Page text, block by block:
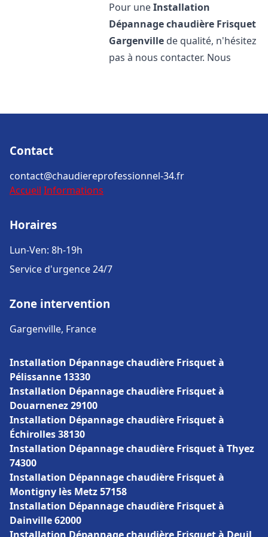
Pour uneInstallation
Dépannage chaudière Frisquet
Gargenville de qualité, n'hésitez
pas à nous contacter. Nous
Contact
contact@chaudiereprofessionnel-34.fr
Accueil Informations
Horaires
Lun-Ven: 8h-19h
Service d'urgence 24/7
Zone intervention
Gargenville, France
Installation Dépannage chaudière Frisquet à
Pélissanne 13330
Installation Dépannage chaudière Frisquet à
Douarnenez 29100
Installation Dépannage chaudière Frisquet à
Échirolles 38130
Installation Dépannage chaudière Frisquet à Thyez
74300
Installation Dépannage chaudière Frisquet à
Montigny lès Metz 57158
Installation Dépannage chaudière Frisquet à
Dainville 62000